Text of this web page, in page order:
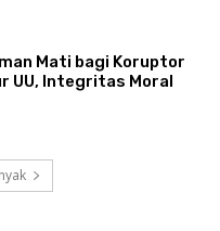
Mati bagi Koruptor
UU, Integritas Moral